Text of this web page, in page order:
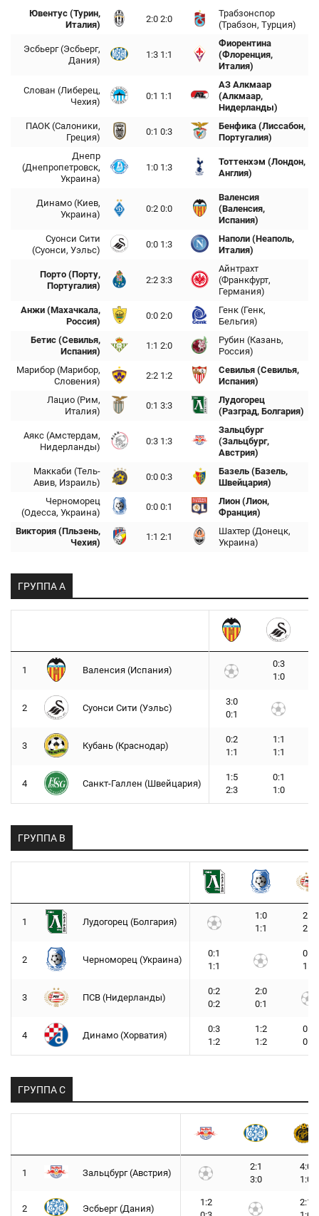
Ювентус (Турин,
Италия)
2:0 2:0
Трабзонспор
(Трабзон, Турция)
Эсбьерг (Эсбьерг,
Дания)
1:3 1:1
Фиорентина
(Флоренция,
Италия)
Слован (Либерец,
Чехия)
0:1 1:1
АЗ Алкмаар
(Алкмаар,
Нидерланды)
ПАОК (Салоники,
Греция)
0:1 0:3
Бенфика (Лиссабон,
Португалия)
Днепр
(Днепропетровск,
Украина)
1:0 1:3
Тоттенхэм (Лондон,
Англия)
Динамо (Киев,
Украина)
0:2 0:0
Валенсия
(Валенсия,
Испания)
Суонси Сити
(Суонси, Уэльс)
0:0 1:3
Наполи (Неаполь,
Италия)
Порто (Порту,
Португалия)
2:2 3:3
Айнтрахт
(Франкфурт,
Германия)
Анжи (Махачкала,
Россия)
0:0 2:0
Генк (Генк,
Бельгия)
Бетис (Севилья,
Испания)
1:1 2:0
Рубин (Казань,
Россия)
Марибор (Марибор,
Словения)
2:2 1:2
Севилья (Севилья,
Испания)
Лацио (Рим,
Италия)
0:1 3:3
Лудогорец
(Разград, Болгария)
Аякс (Амстердам,
Нидерланды)
0:3 1:3
Зальцбург
(Зальцбург,
Австрия)
Маккаби (Тель-
Авив, Израиль)
0:0 0:3
Базель (Базель,
Швейцария)
Черноморец
(Одесса, Украина)
0:0 0:1
Лион (Лион,
Франция)
Виктория (Пльзень,
Чехия)
1:1 2:1
Шахтер (Донецк,
Украина)
ГРУППА A
1 Валенсия (Испания)
0:3
1:0
2 Суонси Сити (Уэльс)
3:0
0:1
3 Кубань (Краснодар)
0:2
1:1
1:1
1:1
4 Санкт-Галлен (Швейцария)
1:5
2:3
0:1
1:0
ГРУППА B
1 Лудогорец (Болгария)
1:0
1:1
2:0
2:0
2 Черноморец (Украина)
0:1
1:1
0:2
1:0
3 ПСВ (Нидерланды)
0:2
0:2
2:0
0:1
4 Динамо (Хорватия)
0:3
1:2
1:2
1:2
0:0
0:2
ГРУППА C
1 Зальцбург (Австрия)
2:1
3:0
4:0
1:0
2 Эсбьерг (Дания)
1:2
2:1